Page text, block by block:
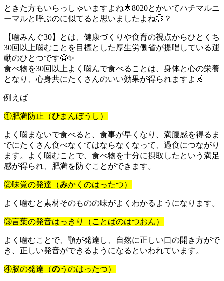
ときた方もいらっしゃいますよね🌟8020とかいてハチマルニ
ーマルと呼ぶのに似てると思いましたよね🤭？
【噛みんぐ30】とは、健康づくりや食育の視点からひとくち
30回以上噛むことを目標とした厚生労働省が提唱している運
動のひとつです😬✨
食べ物を30回以上よく噛んで食べることは、身体と心の栄養
となり、心身共にたくさんのいい効果が得られますよ🍏
例えば
①肥満防止（ひまんぼうし）
よく噛まないで食べると、食事が早くなり、満腹感を得るま
でにたくさん食べなくてはならなくなって、過食につながり
ます。よく噛むことで、食べ物を十分に摂取したという満足
感が得られ、肥満を防ぐことができます。
②味覚の発達（みかくのはったつ）
よく噛むと素材そのものの味がよくわかるようになります。
③言葉の発音はっきり（こ とばのはつおん）
よく噛むことで、顎が発達し、自然に正しい口の開き方がで
き、正しい発音ができるようになるといわれています。
④脳の発達（のうのはったつ）